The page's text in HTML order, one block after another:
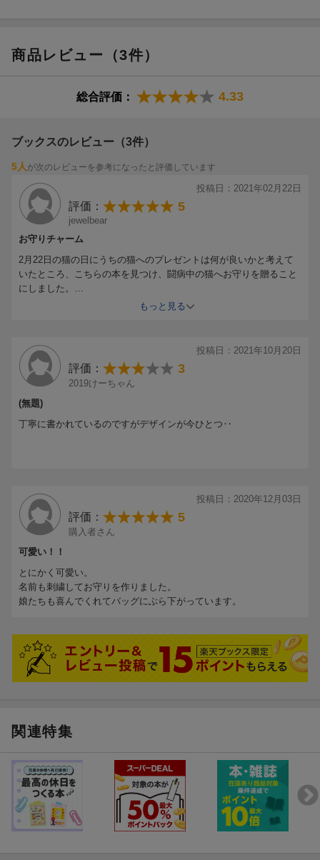
商品レビュー（3件）
総合評価： 4.33
ブックスのレビュー（3件）
5人 が次のレビューを参考になったと評価しています
投稿日：2021年02月22日
評価： 5
jewelbear
お守りチャーム
2月22日の猫の日にうちの猫へのプレゼントは何が良いかと考えて
いたところ、こちらの本を見つけ、闘病中の猫へお守りを贈ること
にしました。
初めてのお守りには、やはり黒猫を選びました。
リボンや文字などの刺繍は苦戦しましたが、猫への想いを一針ずつ
込めながら縫いました。
.
ぬいぐるみを拾うと幸運がもたらされるという言い伝えがあり、黒
よ！」とのこと。
.
取り急ぎ作成し、猫の日に間に合ったので良かったです。
通院用のキャリーバッグにぶら下げる予定です。
残りのお守りも、これから作るのが楽しみです。
ドリームキャッチャーなどは、猫のおもちゃ代わりにしようかと考
えています。
もっと見る
投稿日：2021年10月20日
評価： 3
2019けーちゃん
(無題)
丁寧に書かれているのですがデザインが今ひとつ‥
投稿日：2020年12月03日
評価： 5
購入者さん
可愛い！！
とにかく可愛い。
名前も刺繍してお守りを作りました。
娘たちも喜んでくれてバッグにぶら下がっています。
関連特集